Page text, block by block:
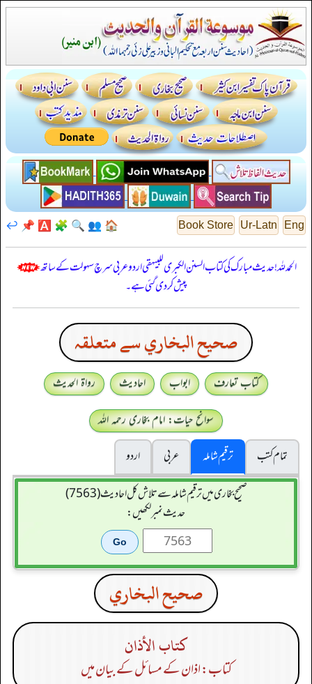
Eng
Ur-Latn
Book Store
🏠
👥
🔍
🧩
🅰️
📌
↩️
الحمدللہ! حدیث مبارک کی کتاب السنن الكبرى للبيهقي اردو عربی سرچ سہولت کے ساتھ
پیش کر دی گئی ہے۔
صحيح البخاري سے متعلقہ
کتاب تعارف ابواب احادیث
رواۃ الحدیث
سوانح حیات: امام بخاری رحمہ اللہ
تمام کتب
ترقیم شاملہ عربی
اردو
صحیح بخاری میں ترقیم شاملہ سے تلاش کل احادیث (7563)
حدیث نمبر لکھیں:
صحيح البخاري
كتاب الأذان
کتاب: اذان کے مسائل کے بیان میں